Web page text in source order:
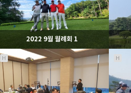
1018
09-21
2022 9월 월례회 1
H H